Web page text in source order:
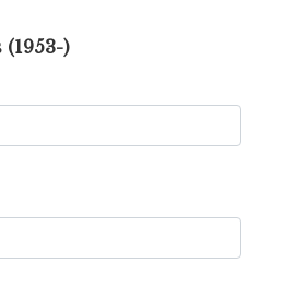
)